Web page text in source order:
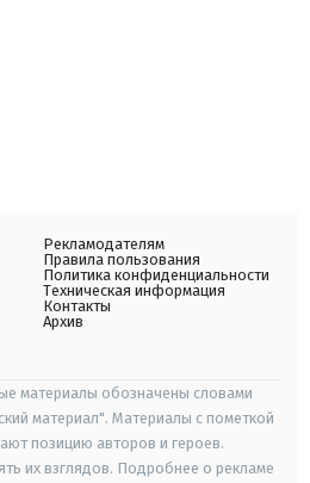
Рекламодателям
Правила пользования
Политика конфиденциальности
Техническая информация
Контакты
Архив
материалы обозначены словами
материал". Материалы с пометкой
позицию авторов и героев.
их взглядов. Подробнее о рекламе